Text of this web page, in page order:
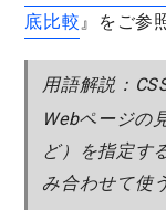
底比較』をご参
用語解説：
Webページの
ど）を指定す
み合わせて使う